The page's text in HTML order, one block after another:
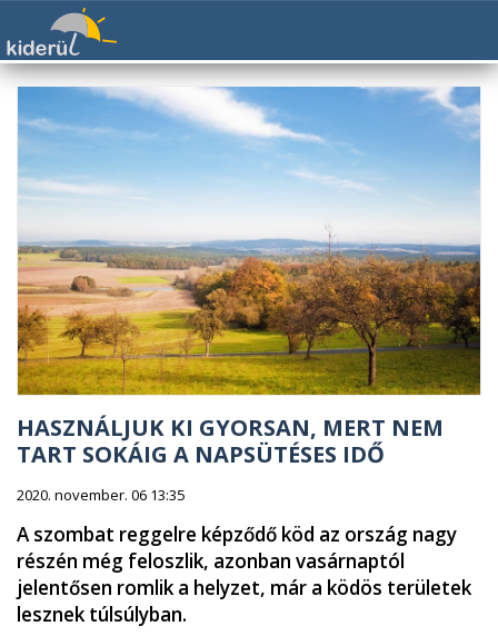
HASZNÁLJUK KI GYORSAN, MERT NEM
TART SOKÁIG A NAPSÜTÉSES IDŐ
2020. november. 06 13:35
A szombat reggelre képződő köd az ország nagy
részén még feloszlik, azonban vasárnaptól
jelentősen romlik a helyzet, már a ködös területek
lesznek túlsúlyban.